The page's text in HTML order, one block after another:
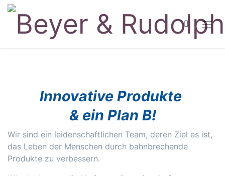
Innovative Produkte
& ein Plan B!
Wir sind ein leidenschaftlichen Team, deren Ziel es ist,
das Leben der Menschen durch bahnbrechende
Produkte zu verbessern.